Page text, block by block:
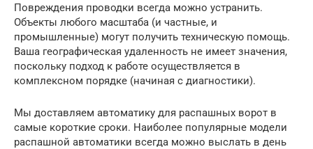
Повреждения проводки всегда можно устранить.
Объекты любого масштаба (и частные, и
промышленные) могут получить техническую помощь.
Ваша географическая удаленность не имеет значения,
поскольку подход к работе осуществляется в
комплексном порядке (начиная с диагностики).
Мы доставляем автоматику для распашных ворот в
самые короткие сроки. Наиболее популярные модели
распашной автоматики всегда можно выслать в день